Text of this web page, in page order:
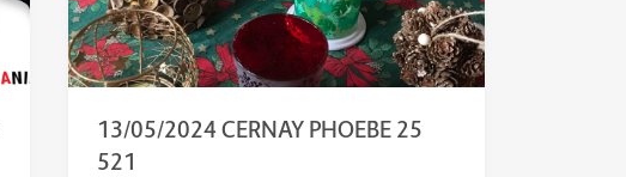
13/05/2024 CERNAY PHOEBE 25
521